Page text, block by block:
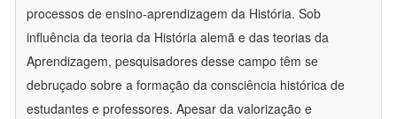
processos de ensino-aprendizagem da História. Sob
influência da teoria da História alemã e das teorias da
Aprendizagem, pesquisadores desse campo têm se
debruçado sobre a formação da consciência histórica de
estudantes e professores. Apesar da valorização e